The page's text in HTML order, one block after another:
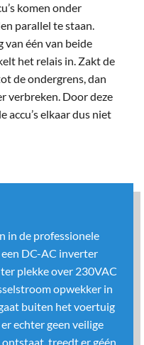
komen onder
parallel te staan.
van één van beide
het relais in. Zakt de
de ondergrens, dan
verbreken. Door deze
accu’s elkaar dus niet
in de professionele
DC-AC inverter
plekke over 230VAC
opwekker in
buiten het voertuig
echter geen veilige
ontstaat, treedt er géén